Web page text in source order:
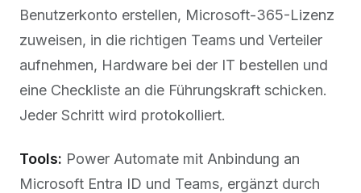
Benutzerkonto erstellen, Microsoft-365-Lizenz
zuweisen, in die richtigen Teams und Verteiler
aufnehmen, Hardware bei der IT bestellen und
eine Checkliste an die Führungskraft schicken.
Jeder Schritt wird protokolliert.
Tools: Power Automate mit Anbindung an
Microsoft Entra ID und Teams, ergänzt durch